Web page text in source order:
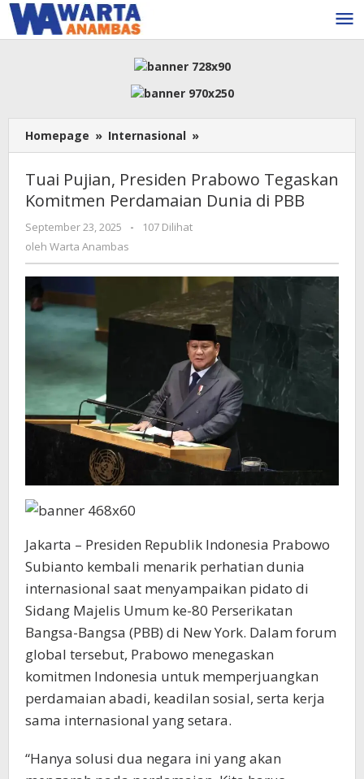
Lewati
ke
konten
Homepage » Internasional »
Pujian,
Prabowo
Tegaskan
PBB
Tuai Pujian, Presiden Prabowo Tegaskan
Komitmen Perdamaian Dunia di PBB
September 23, 2025
oleh
-
107 Dilihat
oleh Warta Anambas
Jakarta – Presiden Republik Indonesia Prabowo
Subianto kembali menarik perhatian dunia
internasional saat menyampaikan pidato di
Sidang Majelis Umum ke-80 Perserikatan
Bangsa-Bangsa (PBB) di New York. Dalam forum
global tersebut, Prabowo menegaskan
komitmen Indonesia untuk memperjuangkan
perdamaian abadi, keadilan sosial, serta kerja
sama internasional yang setara.
“Hanya solusi dua negara ini yang akan